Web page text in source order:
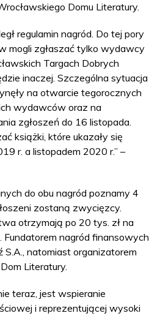
Domu Literatury.
regulamin nagród. Do tej pory
mogli zgłaszać tylko wydawcy
Targach Dobrych
inaczej. Szczególna sytuacja
na otwarcie tegorocznych
wydawców oraz na
zgłoszeń do 16 listopada.
książki, które ukazały się
r. a listopadem 2020 r.” –
do obu nagród poznamy 4
zostaną zwycięzcy.
otrzymają po 20 tys. zł na
Fundatorem nagród finansowych
S.A., natomiast organizatorem
Literatury.
teraz, jest wspieranie
i reprezentującej wysoki